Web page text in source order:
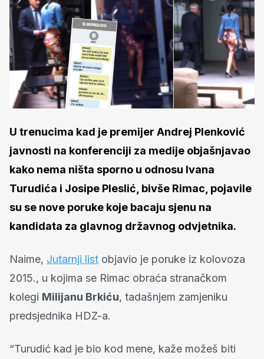
U trenucima kad je premijer Andrej Plenković
javnosti na konferenciji za medije objašnjavao
kako nema ništa sporno u odnosu Ivana
Turudića i Josipe Pleslić, bivše Rimac, pojavile
su se nove poruke koje bacaju sjenu na
kandidata za glavnog državnog odvjetnika.
Naime, Jutarnji list objavio je poruke iz kolovoza
2015., u kojima se Rimac obraća stranačkom
kolegi Milijanu Brkiću, tadašnjem zamjeniku
predsjednika HDZ-a.
“Turudić kad je bio kod mene, kaže možeš biti